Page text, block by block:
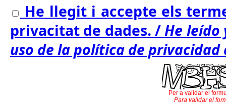
He llegit i accepte els
privacitat de dades. /He leído
uso de la política de privacidad
Per a validar el
Para validar el